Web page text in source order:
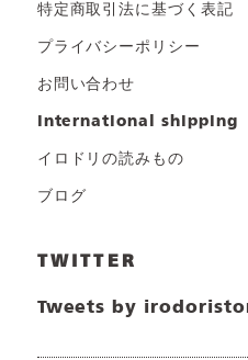
特定商取引法に基づく表記
プライバシーポリシー
お問い合わせ
international shipping
イロドリの読みもの
ブログ
TWITTER
Tweets by